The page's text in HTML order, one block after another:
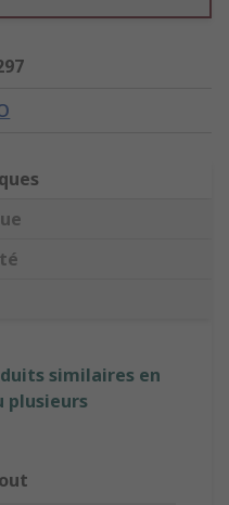
similaires en
plusieurs